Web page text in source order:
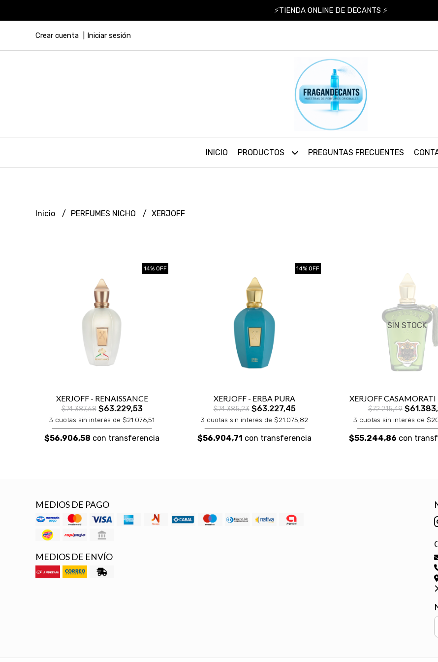
⚡TIENDA ONLINE DE DECANTS ⚡
Crear cuenta Iniciar sesión
INICIO PRODUCTOS PREGUNTAS FRECUENTES
Inicio PERFUMES NICHO XERJOFF
14% OFF
XERJOFF - RENAISSANCE
$74.387,68$63.229,53
3 cuotas sin interés de $21.076,51
$56.906,58 con transferencia
14% OFF
XERJOFF - ERBA PURA
$74.385,23$63.227,45
3 cuotas sin interés de $21.075,82
$56.904,71 con transferencia
SIN STOCK
XERJOFF CASAMORATI
$72.215,49
3 cuotas sin interés de
$55.244,86 con
MEDIOS DE PAGO
MEDIOS DE ENVÍO